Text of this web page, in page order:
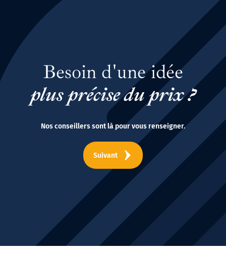
Besoin d'une idée
plus précise du prix ?
Nos conseillers sont là pour vous renseigner.
Suivant